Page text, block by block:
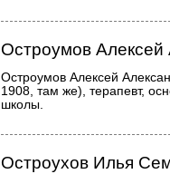
Остроумов Алексей
Остроумов Алексей
1908, там же), терапевт,
школы.
Остроухов Илья